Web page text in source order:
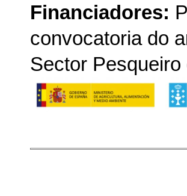
Financiadores:
convocatoria do
Sector